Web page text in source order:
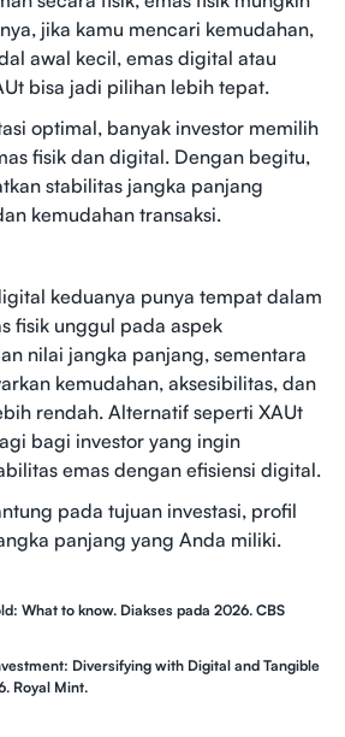
jika kamu mencari kemudahan,
awal kecil, emas digital atau
bisa jadi pilihan lebih tepat.
optimal, banyak investor memilih
fisik dan digital. Dengan begitu,
stabilitas jangka panjang
kemudahan transaksi.
keduanya punya tempat dalam
fisik unggul pada aspek
nilai jangka panjang, sementara
kemudahan, aksesibilitas, dan
rendah. Alternatif seperti XAUt
bagi investor yang ingin
emas dengan efisiensi digital.
pada tujuan investasi, profil
panjang yang Anda miliki.
What to know. Diakses pada 2026. CBS
Diversifying with Digital and Tangible
Royal Mint.